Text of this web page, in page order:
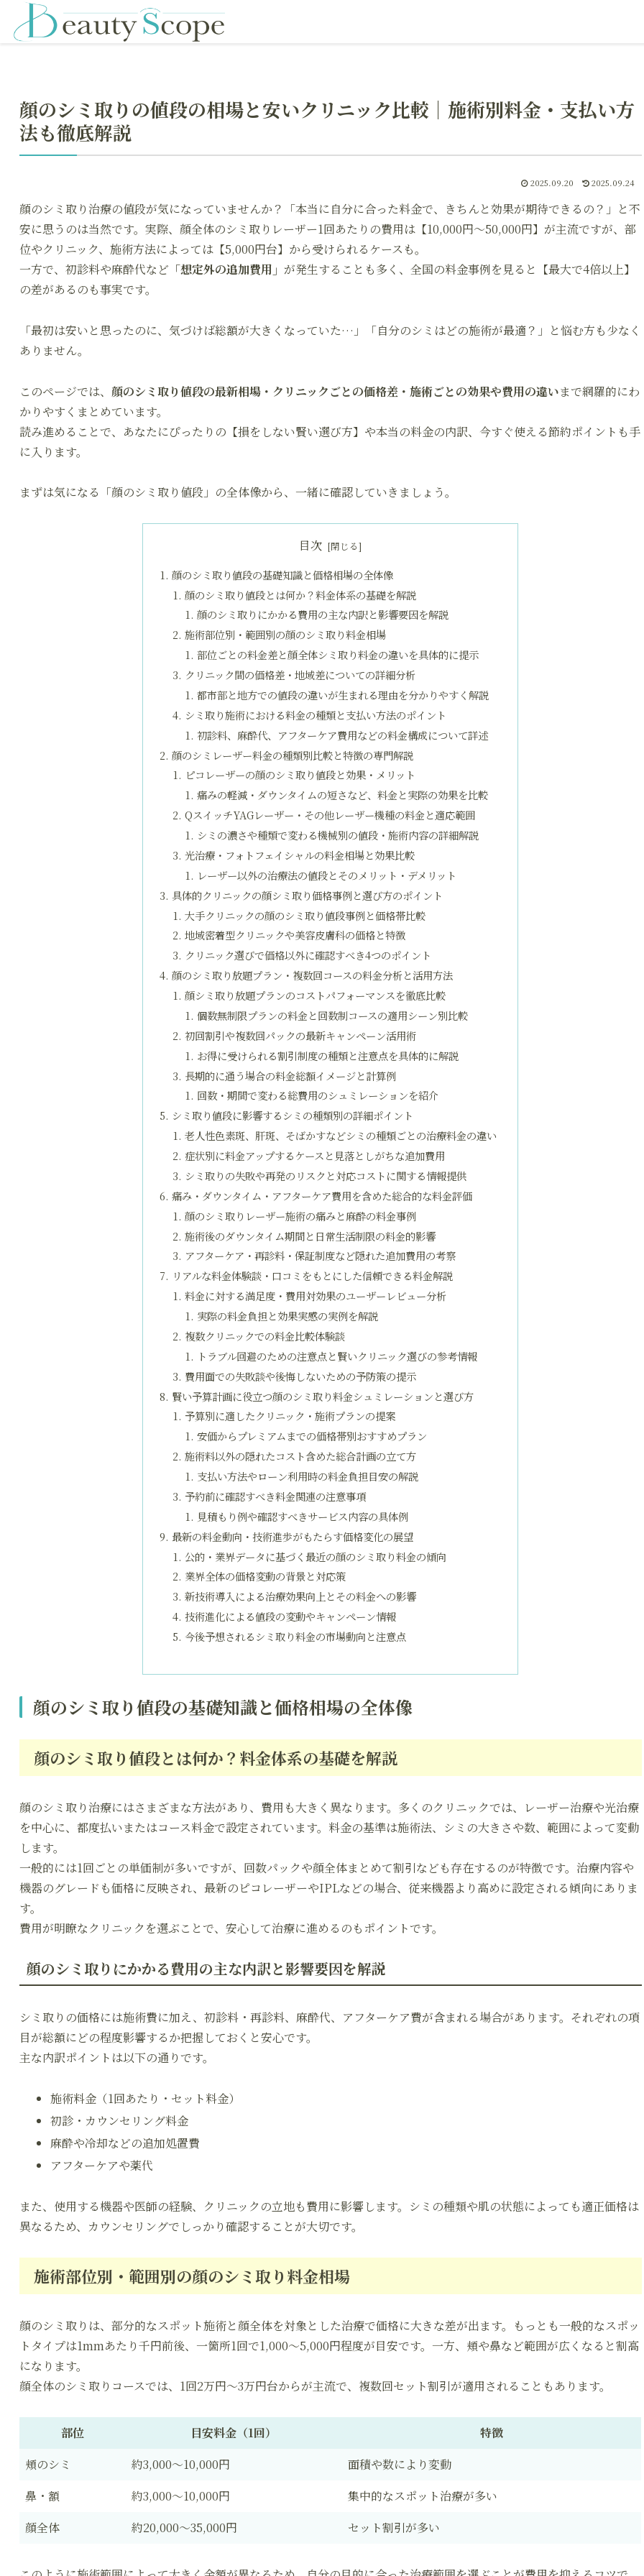
顔のシミ取りの値段の相場と安いクリニック比較｜施術別料金・支払い方
法も徹底解説
2025.09.20 2025.09.24
顔のシミ取り治療の値段が気になっていませんか？「本当に自分に合った料金で、きちんと効果が期待できるの？」と不
安に思うのは当然です。実際、顔全体のシミ取りレーザー1回あたりの費用は【10,000円～50,000円】が主流ですが、部
位やクリニック、施術方法によっては【5,000円台】から受けられるケースも。
一方で、初診料や麻酔代など 「想定外の追加費用」 が発生することも多く、全国の料金事例を見ると【最大で4倍以上】
の差があるのも事実です。
「最初は安いと思ったのに、気づけば総額が大きくなっていた…」「自分のシミはどの施術が最適？」と悩む方も少なく
ありません。
このページでは、 顔のシミ取り値段の最新相場・クリニックごとの価格差・施術ごとの効果や費用の違いまで網羅的にわ
かりやすくまとめています。
読み進めることで、あなたにぴったりの【損をしない賢い選び方】や本当の料金の内訳、今すぐ使える節約ポイントも手
に入ります。
まずは気になる「顔のシミ取り値段」の全体像から、一緒に確認していきましょう。
目次
顔のシミ取り値段の基礎知識と価格相場の全体像
顔のシミ取り値段とは何か？料金体系の基礎を解説
顔のシミ取りにかかる費用の主な内訳と影響要因を解説
施術部位別・範囲別の顔のシミ取り料金相場
部位ごとの料金差と顔全体シミ取り料金の違いを具体的に提示
クリニック間の価格差・地域差についての詳細分析
都市部と地方での値段の違いが生まれる理由を分かりやすく解説
シミ取り施術における料金の種類と支払い方法のポイント
初診料、麻酔代、アフターケア費用などの料金構成について詳述
顔のシミレーザー料金の種類別比較と特徴の専門解説
ピコレーザーの顔のシミ取り値段と効果・メリット
痛みの軽減・ダウンタイムの短さなど、料金と実際の効果を比較
QスイッチYAGレーザー・その他レーザー機種の料金と適応範囲
シミの濃さや種類で変わる機械別の値段・施術内容の詳細解説
光治療・フォトフェイシャルの料金相場と効果比較
レーザー以外の治療法の値段とそのメリット・デメリット
具体的クリニックの顔シミ取り価格事例と選び方のポイント
大手クリニックの顔のシミ取り値段事例と価格帯比較
地域密着型クリニックや美容皮膚科の価格と特徴
クリニック選びで価格以外に確認すべき4つのポイント
顔のシミ取り放題プラン・複数回コースの料金分析と活用方法
顔シミ取り放題プランのコストパフォーマンスを徹底比較
個数無制限プランの料金と回数制コースの適用シーン別比較
初回割引や複数回パックの最新キャンペーン活用術
お得に受けられる割引制度の種類と注意点を具体的に解説
長期的に通う場合の料金総額イメージと計算例
回数・期間で変わる総費用のシュミレーションを紹介
シミ取り値段に影響するシミの種類別の詳細ポイント
老人性色素斑、肝斑、そばかすなどシミの種類ごとの治療料金の違い
症状別に料金アップするケースと見落としがちな追加費用
シミ取りの失敗や再発のリスクと対応コストに関する情報提供
痛み・ダウンタイム・アフターケア費用を含めた総合的な料金評価
顔のシミ取りレーザー施術の痛みと麻酔の料金事例
施術後のダウンタイム期間と日常生活制限の料金的影響
アフターケア・再診料・保証制度など隠れた追加費用の考察
リアルな料金体験談・口コミをもとにした信頼できる料金解説
料金に対する満足度・費用対効果のユーザーレビュー分析
実際の料金負担と効果実感の実例を解説
複数クリニックでの料金比較体験談
トラブル回避のための注意点と賢いクリニック選びの参考情報
費用面での失敗談や後悔しないための予防策の提示
賢い予算計画に役立つ顔のシミ取り料金シュミレーションと選び方
予算別に適したクリニック・施術プランの提案
安価からプレミアムまでの価格帯別おすすめプラン
施術料以外の隠れたコスト含めた総合計画の立て方
支払い方法やローン利用時の料金負担目安の解説
予約前に確認すべき料金関連の注意事項
見積もり例や確認すべきサービス内容の具体例
最新の料金動向・技術進歩がもたらす価格変化の展望
公的・業界データに基づく最近の顔のシミ取り料金の傾向
業界全体の価格変動の背景と対応策
新技術導入による治療効果向上とその料金への影響
技術進化による値段の変動やキャンペーン情報
今後予想されるシミ取り料金の市場動向と注意点
顔のシミ取り値段の基礎知識と価格相場の全体像
顔のシミ取り値段とは何か？料金体系の基礎を解説
顔のシミ取り治療にはさまざまな方法があり、費用も大きく異なります。多くのクリニックでは、レーザー治療や光治療
を中心に、都度払いまたはコース料金で設定されています。料金の基準は施術法、シミの大きさや数、範囲によって変動
します。
一般的には1回ごとの単価制が多いですが、回数パックや顔全体まとめて割引なども存在するのが特徴です。治療内容や
機器のグレードも価格に反映され、最新のピコレーザーやIPLなどの場合、従来機器より高めに設定される傾向にありま
す。
費用が明瞭なクリニックを選ぶことで、安心して治療に進めるのもポイントです。
顔のシミ取りにかかる費用の主な内訳と影響要因を解説
シミ取りの価格には施術費に加え、初診料・再診料、麻酔代、アフターケア費が含まれる場合があります。それぞれの項
目が総額にどの程度影響するか把握しておくと安心です。
主な内訳ポイントは以下の通りです。
施術料金（1回あたり・セット料金）
初診・カウンセリング料金
麻酔や冷却などの追加処置費
アフターケアや薬代
また、使用する機器や医師の経験、クリニックの立地も費用に影響します。シミの種類や肌の状態によっても適正価格は
異なるため、カウンセリングでしっかり確認することが大切です。
施術部位別・範囲別の顔のシミ取り料金相場
顔のシミ取りは、部分的なスポット施術と顔全体を対象とした治療で価格に大きな差が出ます。もっとも一般的なスポッ
トタイプは1mmあたり千円前後、一箇所1回で1,000～5,000円程度が目安です。一方、頬や鼻など範囲が広くなると割高
になります。
顔全体のシミ取りコースでは、1回2万円～3万円台からが主流で、複数回セット割引が適用されることもあります。
部位 目安料金（1回）
特徴
頬のシミ
約3,000～10,000円
面積や数により変動
鼻・額
約3,000～10,000円
集中的なスポット治療が多い
顔全体
約20,000～35,000円 セット割引が多い